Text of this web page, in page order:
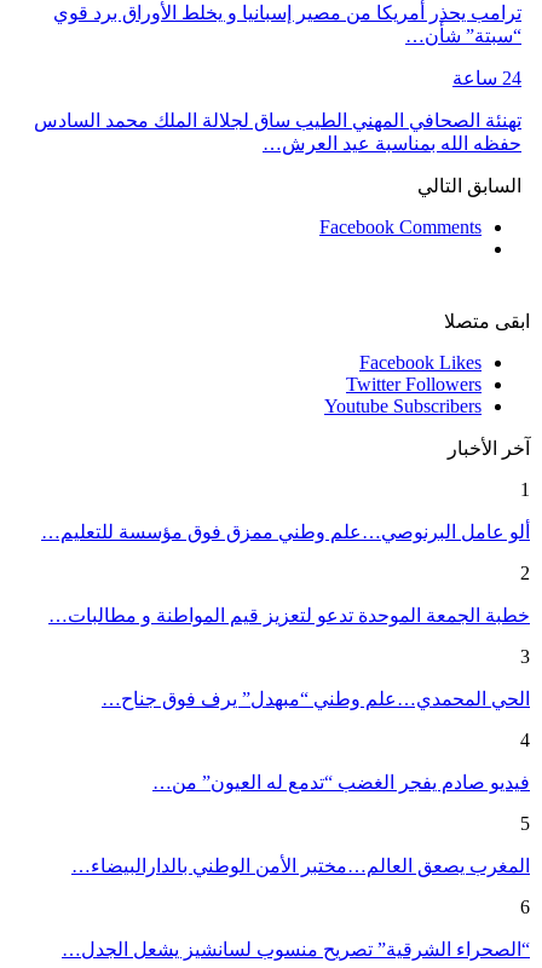
ترامب يحذر أمريكا من مصير إسبانيا و يخلط الأوراق برد قوي
“سبتة” شأن…
24 ساعة
تهنئة الصحافي المهني الطيب ساق لجلالة الملك محمد السادس
حفظه الله بمناسبة عيد العرش…
السابق التالي
Facebook Comments
ابقى متصلا
Facebook Likes
Twitter Followers
Youtube Subscribers
آخر الأخبار
1
ألو عامل البرنوصي…علم وطني ممزق فوق مؤسسة للتعليم…
2
خطبة الجمعة الموحدة تدعو لتعزيز قيم المواطنة و مطالبات…
3
الحي المحمدي…علم وطني “مبهدل” يرف فوق جناح…
4
فيديو صادم يفجر الغضب “تدمع له العيون” من…
5
المغرب يصعق العالم…مختبر الأمن الوطني بالدارالبيضاء…
6
“الصحراء الشرقية” تصريح منسوب لسانشيز يشعل الجدل…